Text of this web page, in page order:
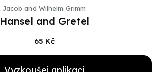
Jacob and Wilhelm Grimm
Hansel and Gretel
65 Kč